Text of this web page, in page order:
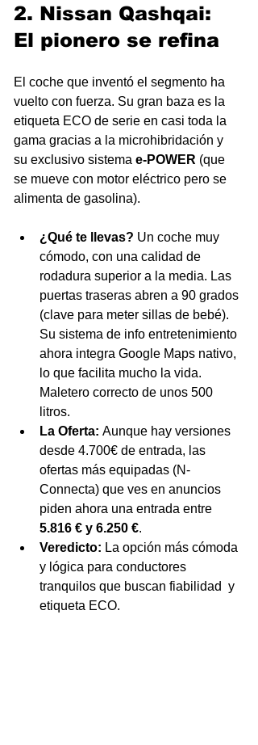
2. Nissan Qashqai:
El pionero se refina
El coche que inventó el segmento ha
vuelto con fuerza. Su gran baza es la
etiqueta ECO de serie en casi toda la
gama gracias a la microhibridación y
su exclusivo sistema e-POWER (que
se mueve con motor eléctrico pero se
alimenta de gasolina).
¿Qué te llevas? Un coche muy
cómodo, con una calidad de
rodadura superior a la media. Las
puertas traseras abren a 90 grados
(clave para meter sillas de bebé).
Su sistema de info entretenimiento
ahora integra Google Maps nativo,
lo que facilita mucho la vida.
Maletero correcto de unos 500
litros.
La Oferta: Aunque hay versiones
desde 4.700€ de entrada, las
ofertas más equipadas (N-
Connecta) que ves en anuncios
piden ahora una entrada entre
5.816 € y 6.250 €.
Veredicto: La opción más cómoda
y lógica para conductores
tranquilos que buscan fiabilidad  y
etiqueta ECO.